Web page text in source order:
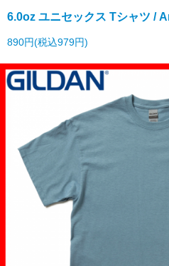
6.0oz ユニセックス Tシャツ /
890円(税込979円)